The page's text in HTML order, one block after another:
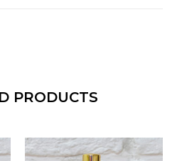
PRODUCTS